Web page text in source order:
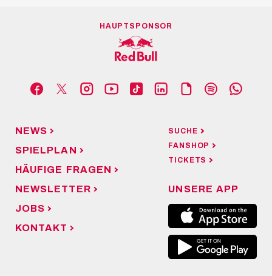
HAUPTSPONSOR
NEWS
SPIELPLAN
HÄUFIGE FRAGEN
NEWSLETTER
JOBS
KONTAKT
SUCHE
FANSHOP
TICKETS
UNSERE APP